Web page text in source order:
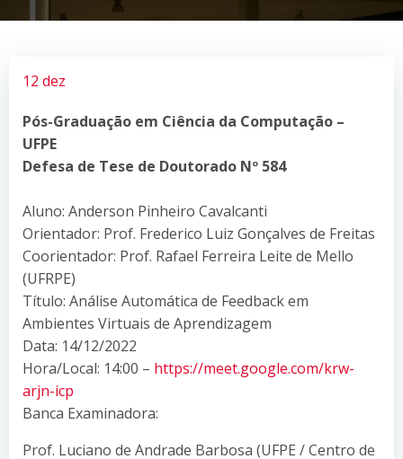
12 dez
Pós-Graduação em Ciência da Computação –
UFPE
Defesa de Tese de Doutorado Nº 584
Aluno: Anderson Pinheiro Cavalcanti
Orientador: Prof. Frederico Luiz Gonçalves de Freitas
Coorientador: Prof. Rafael Ferreira Leite de Mello
(UFRPE)
Título: Análise Automática de Feedback em
Ambientes Virtuais de Aprendizagem
Data: 14/12/2022
Hora/Local: 14:00 – https://meet.google.com/krw-
arjn-icp
Banca Examinadora:
Prof. Luciano de Andrade Barbosa (UFPE / Centro de